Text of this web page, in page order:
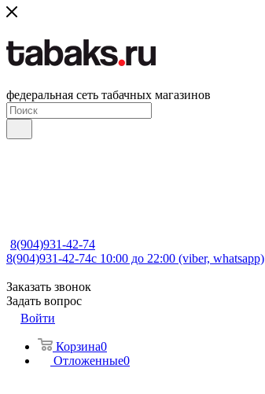
федеральная сеть табачных магазинов
8(904)931-42-74
8(904)931-42-74с 10:00 до 22:00 (viber, whatsapp)
Заказать звонок
Задать вопрос
Войти
Корзина0
Отложенные0